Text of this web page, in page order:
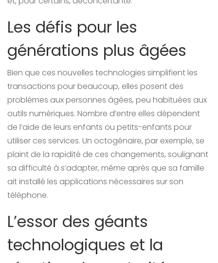
Les défis pour les
générations plus âgées
Bien que ces nouvelles technologies simplifient les
transactions pour beaucoup, elles posent des
problèmes aux personnes âgées, peu habituées aux
outils numériques. Nombre d’entre elles dépendent
de l’aide de leurs enfants ou petits-enfants pour
utiliser ces services. Un octogénaire, par exemple, se
plaint de la rapidité de ces changements, soulignant
sa difficulté à s’adapter, même après que sa famille
ait installé les applications nécessaires sur son
téléphone.
L’essor des géants
technologiques et la